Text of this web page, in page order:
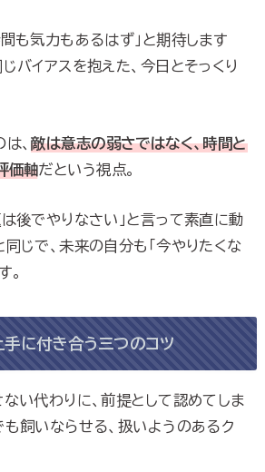
も気力もあるはず」と期待します
バイアスを抱えた、今日とそっくり
は、敵は意志の弱さではなく、時間と
価軸だという視点。
後でやりなさい」と言って素直に動
じで、未来の自分も「今やりたくな
。
手に付き合う三つのコツ
い代わりに、前提として認めてしま
飼いならせる、扱いようのあるク